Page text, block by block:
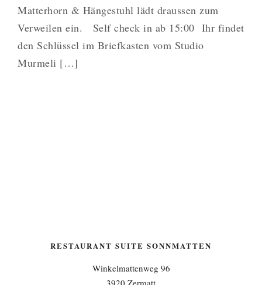
Matterhorn & Hängestuhl lädt draussen zum
Verweilen ein. Self check in ab 15:00 Ihr findet
den Schlüssel im Briefkasten vom Studio
Murmeli […]
RESTAURANT SUITE SONNMATTEN
Winkelmattenweg 96